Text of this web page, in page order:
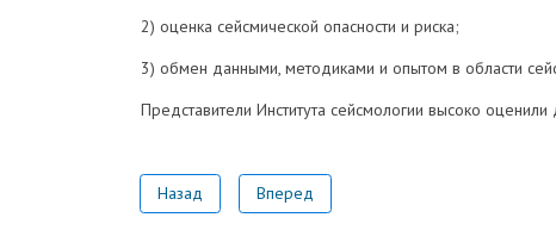
2) оценка сейсмической опасности и риска;
3) обмен данными, методиками и опытом в области
Представители Института сейсмологии высоко
Назад Вперед